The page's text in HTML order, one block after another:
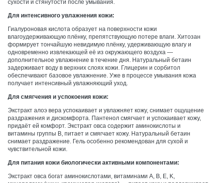
сухости и стянутости после умывания.
Для интенсивного увлажнения кожи:
Гиалуроновая кислота образует на поверхности кожи
влагоудерживающую плёнку, препятствующую потере влаги. Хитозан
формирует тончайшую невидимую плёнку, удерживающую влагу и
одновременно извлекающей её из окружающего воздуха —
дополнительное увлажнение в течение дня. Натуральный бетаин
задерживает воду в верхних слоях кожи. Глицерин и сорбитол
обеспечивают базовое увлажнение. Уже в процессе умывания кожа
получает интенсивный увлажняющий уход.
Для смягчения и успокоения кожи:
Экстракт алоэ вера успокаивает и увлажняет кожу, снимает ощущение
раздражения и дискомфорта. Пантенол смягчает и успокаивает кожу,
придаёт ей комфорт. Экстракт овса содержит аминокислоты и
витамины группы B, питает и смягчает кожу. Натуральный бетаин
снимает раздражение. Гель особенно рекомендован для сухой и
чувствительной кожи.
Для питания кожи биологически активными компонентами:
Экстракт овса богат аминокислотами, витаминами A, B, E, K,